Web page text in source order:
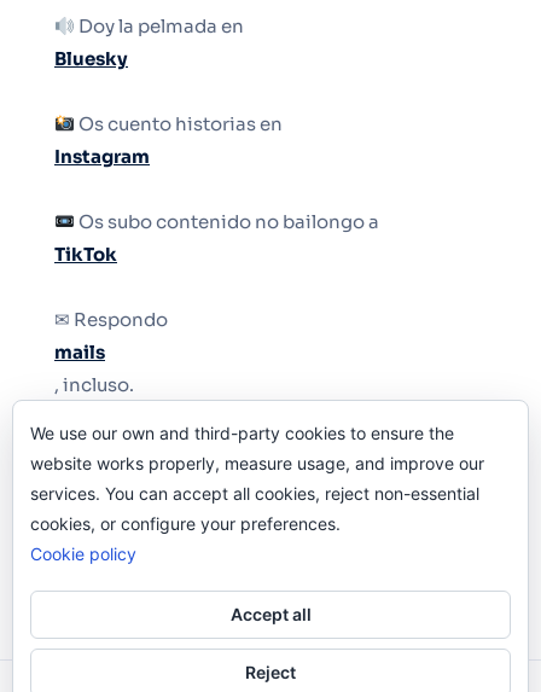
Doy la pelmada en
Bluesky
Os cuento historias en
Instagram
Os subo contenido no bailongo a
TikTok
✉ Respondo
mails
, incluso.
Y si una persona no puede tener teléfono, que
le quiten el teléfono.
We use our own and third-party cookies to ensure the
website works properly, measure usage, and improve our
services. You can accept all cookies, reject non-essential
cookies, or configure your preferences.
Cookie policy
Accept all
Reject